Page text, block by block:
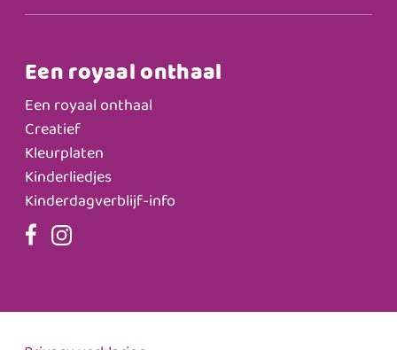
Een royaal onthaal
Een royaal onthaal
Creatief
Kleurplaten
Kinderliedjes
Kinderdagverblijf-info